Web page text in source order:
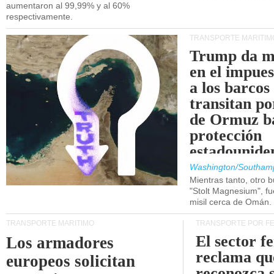
aumentaron al 99,99% y al 60%
respectivamente.
TRANSPORTE
Trump da
en el
a los barcos
transitan
de Ormuz
protección
Washington/
Mientras tanto, otro
"Stolt Magnesium",
misil cerca de Omán.
TRANSPORTE MARÍTIMO
Los armadores
europeos solicitan
TRANSPORTE POR
El sector
reclama